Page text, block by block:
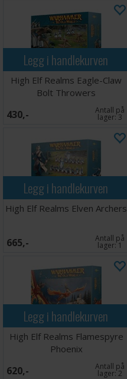
Legg i handlekurven
High Elf Realms Eagle-Claw
Bolt Throwers
430,- Antall på
lager:3
Legg i handlekurven
High Elf Realms Elven Archers
665,- Antall på
lager:1
Legg i handlekurven
High Elf Realms Flamespyre
Phoenix
620,- Antall på
lager:2